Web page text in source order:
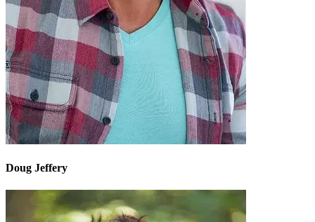
Doug Jeffery